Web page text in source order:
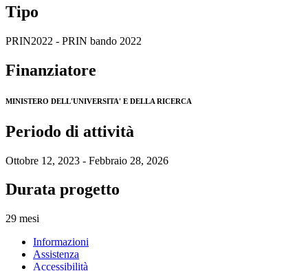
Tipo
PRIN2022 - PRIN bando 2022
Finanziatore
MINISTERO DELL'UNIVERSITA' E DELLA RICERCA
Periodo di attività
Ottobre 12, 2023 - Febbraio 28, 2026
Durata progetto
29 mesi
Informazioni
Assistenza
Accessibilità